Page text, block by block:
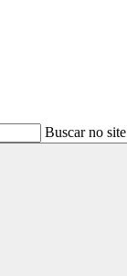
Buscar no site